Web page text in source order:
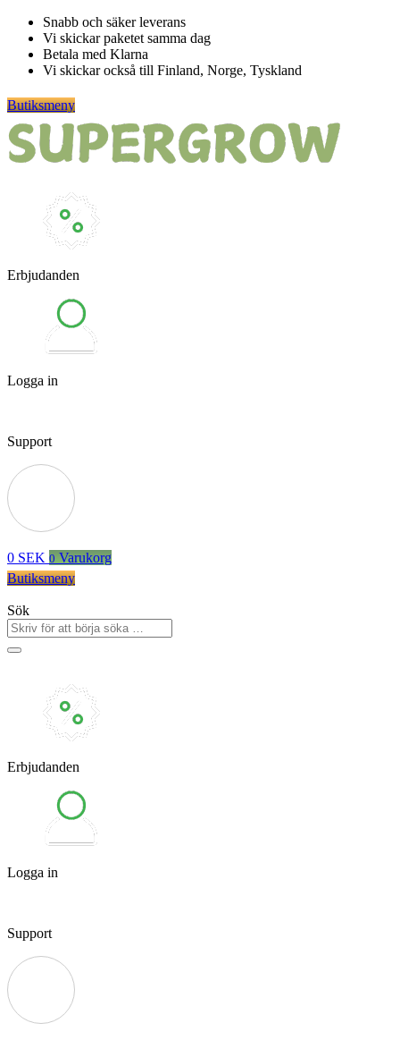
Hoppa
innehåll
Snabb och säker leverans
Vi skickar paketet samma dag
Betala med Klarna
Vi skickar också till Finland, Norge, Tyskland
Butiksmeny
Erbjudanden
Logga in
Support
0 SEK 0 Varukorg
Butiksmeny
Sök
Erbjudanden
Logga in
Support